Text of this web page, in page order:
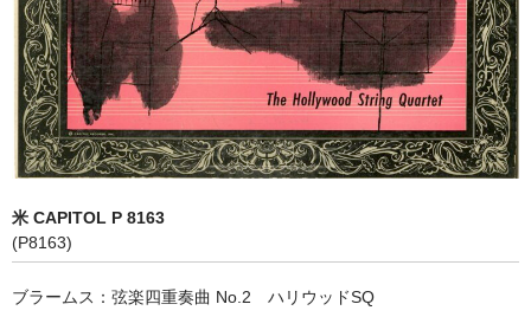
オペラ
歌曲
古楽曲
CD&BOOK
米 CAPITOL P 8163
(P8163)
ブラームス：弦楽四重奏曲 No.2 ハリウッドSQ